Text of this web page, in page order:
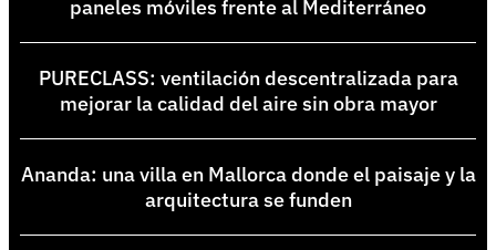
paneles móviles frente al Mediterráneo
PURECLASS: ventilación descentralizada para
mejorar la calidad del aire sin obra mayor
Ananda: una villa en Mallorca donde el paisaje y la
arquitectura se funden